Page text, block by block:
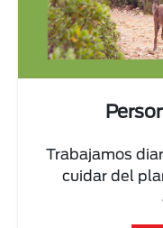
Trabajamos
cuidar del